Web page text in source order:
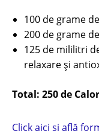
100 de grame
200 de grame
125 de mililitri
relaxare şi
Total: 250 de
Click aici și află